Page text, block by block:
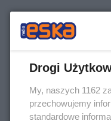
Drogi
My, naszych 1162
przechowujemy
standardowe